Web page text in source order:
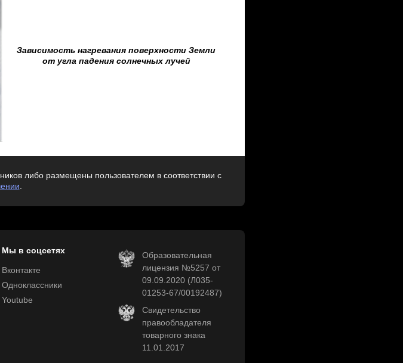
Зависимость нагревания поверхности Земли
от угла падения солнечных лучей
либо размещены пользователем в соответствии с
.
Мы в соцсетях
Вконтакте
Одноклассники
Youtube
Образовательная
лицензия №5257 от
09.09.2020 (Л035-
01253-67/00192487)
Свидетельство
правообладателя
товарного знака
11.01.2017